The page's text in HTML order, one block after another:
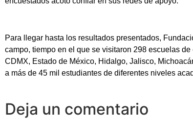
Para llegar hasta los resultados presentados,
campo, tiempo en el que se visitaron 298 escuelas
CDMX, Estado de México, Hidalgo, Jalisco,
a más de 45 mil estudiantes de diferentes niveles
Deja un comentario